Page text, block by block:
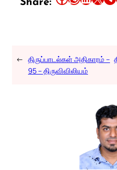
← திருப்பாடல்கள் அதிகாரம் –
95 – திருவிவிலியம்